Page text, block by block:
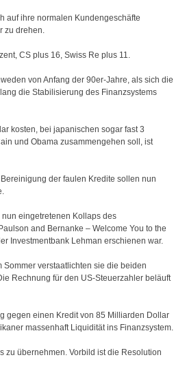
auf ihre normalen Kundengeschäfte
zu drehen.
CS plus 16, Swiss Re plus 11.
von Anfang der 90er-Jahre, als sich die
die Stabilisierung des Finanzsystems
kosten, bei japanischen sogar fast 3
und Obama zusammengehen soll, ist
der faulen Kredite sollen nun
eingetretenen Kollaps des
and Bernanke – Welcome You to the
Investmentbank Lehman erschienen war.
Sommer verstaatlichten sie die beiden
Rechnung für den US-Steuerzahler beläuft
gegen einen Kredit von 85 Milliarden Dollar
massenhaft Liquidität ins Finanzsystem.
zu übernehmen. Vorbild ist die Resolution